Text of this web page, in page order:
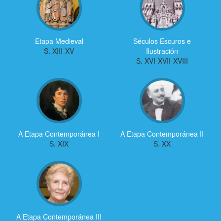
Etapa Medieval
S. XIII-XV
Séculos Escuros e
Ilustración
S. XVI-XVII-XVIII
A Etapa Contemporánea I
S. XIX
A Etapa Contemporánea II
S. XX
A Etapa Contemporánea III